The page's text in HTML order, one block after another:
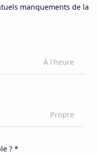
manquements de la
À l'heure
Propre
? *